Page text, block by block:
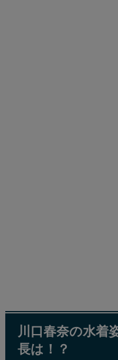
川口春奈の水着
長は！？